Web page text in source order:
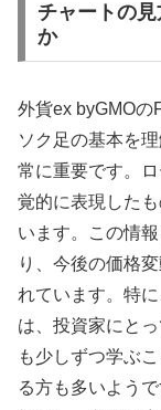
チャートの
か
外貨ex byGMOの
ソク足の基本を
常に重要です。
覚的に表現した
います。この情
り、今後の価格
れています。特
は、投資家にと
も少しずつ学ぶ
る方も多いよう